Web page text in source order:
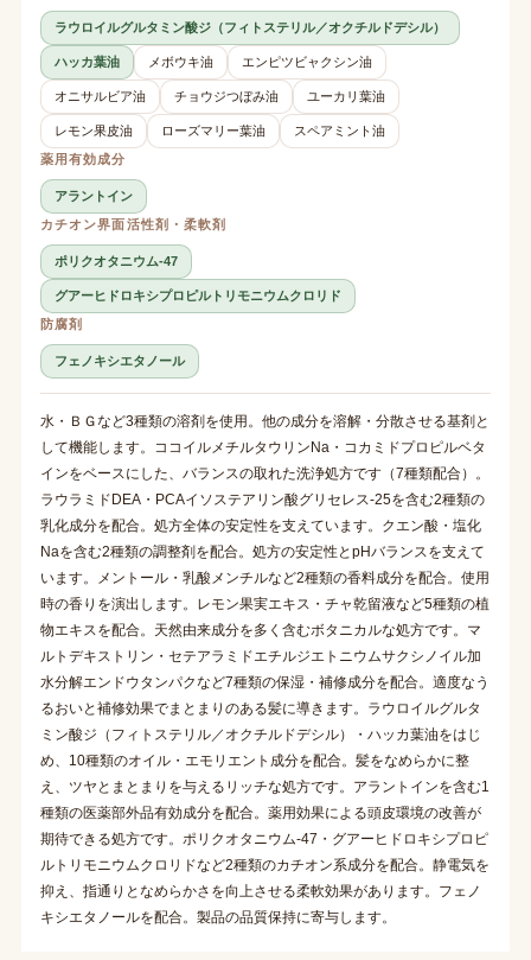
ラウロイルグルタミン酸ジ（フィトステリル／オクチルドデシル）
ハッカ葉油 メボウキ油 エンピツビャクシン油
オニサルビア油 チョウジつぼみ油 ユーカリ葉油
レモン果皮油 ローズマリー葉油
スペアミント油
薬用有効成分
アラントイン
カチオン界面活性剤・柔軟剤
ポリクオタニウム-47
グアーヒドロキシプロピルトリモニウムクロリド
防腐剤
フェノキシエタノール
水・ＢＧなど3種類の溶剤を使用。他の成分を溶解・分散させる基剤と
して機能します。ココイルメチルタウリンNa・コカミドプロピルベタ
インをベースにした、バランスの取れた洗浄処方です（7種類配合）。
ラウラミドDEA・PCAイソステアリン酸グリセレス-25を含む2種類の
乳化成分を配合。処方全体の安定性を支えています。クエン酸・塩化
Naを含む2種類の調整剤を配合。処方の安定性とpHバランスを支えて
います。メントール・乳酸メンチルなど2種類の香料成分を配合。使用
時の香りを演出します。レモン果実エキス・チャ乾留液など5種類の植
物エキスを配合。天然由来成分を多く含むボタニカルな処方です。マ
ルトデキストリン・セテアラミドエチルジエトニウムサクシノイル加
水分解エンドウタンパクなど7種類の保湿・補修成分を配合。適度なう
るおいと補修効果でまとまりのある髪に導きます。ラウロイルグルタ
ミン酸ジ（フィトステリル／オクチルドデシル）・ハッカ葉油をはじ
め、10種類のオイル・エモリエント成分を配合。髪をなめらかに整
え、ツヤとまとまりを与えるリッチな処方です。アラントインを含む1
種類の医薬部外品有効成分を配合。薬用効果による頭皮環境の改善が
期待できる処方です。ポリクオタニウム-47・グアーヒドロキシプロピ
ルトリモニウムクロリドなど2種類のカチオン系成分を配合。静電気を
抑え、指通りとなめらかさを向上させる柔軟効果があります。フェノ
キシエタノールを配合。製品の品質保持に寄与します。